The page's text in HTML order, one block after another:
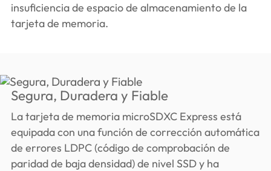
insuficiencia de espacio de almacenamiento de la
tarjeta de memoria.
Segura, Duradera y Fiable
La tarjeta de memoria microSDXC Express está
equipada con una función de corrección automática
de errores LDPC (código de comprobación de
paridad de baja densidad) de nivel SSD y ha